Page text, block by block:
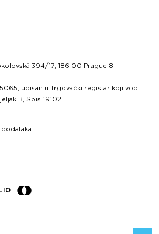
394/17, 186 00 Prague 8 –
upisan u Trgovački registar koji vodi
B, Spis 19102.